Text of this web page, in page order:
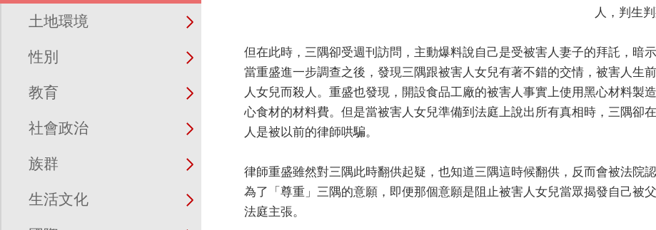
土地環境
性別
教育
社會政治
族群
生活文化
人，判生
但在此時，三隅卻受週刊訪問，主動爆料說自己是受被害人妻子的拜託，暗
當重盛進一步調查之後，發現三隅跟被害人女兒有著不錯的交情，被害人生
人女兒而殺人。重盛也發現，開設食品工廠的被害人事實上使用黑心材料製
心食材的材料費。但是當被害人女兒準備到法庭上說出所有真相時，三隅卻
人是被以前的律師哄騙。
律師重盛雖然對三隅此時翻供起疑，也知道三隅這時候翻供，反而會被法院
為了「尊重」三隅的意願，即便那個意願是阻止被害人女兒當眾揭發自己被
法庭主張。